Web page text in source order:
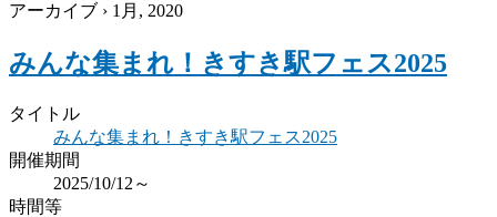
アーカイブ › 1月, 2020
みんな集まれ！きすき駅フェス2025
タイトル
みんな集まれ！きすき駅フェス2025
開催期間
2025/10/12～
時間等